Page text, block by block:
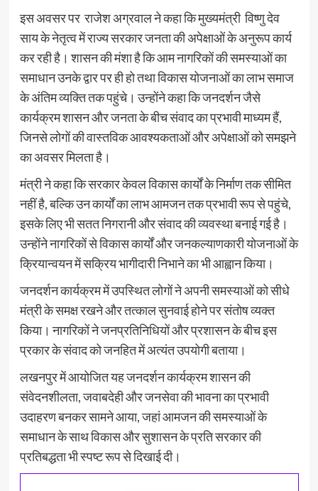
इस अवसर पर राजेश अग्रवाल ने कहा कि मुख्यमंत्री विष्णु देव
साय के नेतृत्व में राज्य सरकार जनता की अपेक्षाओं के अनुरूप कार्य
कर रही है। शासन की मंशा है कि आम नागरिकों की समस्याओं का
समाधान उनके द्वार पर ही हो तथा विकास योजनाओं का लाभ समाज
के अंतिम व्यक्ति तक पहुंचे। उन्होंने कहा कि जनदर्शन जैसे
कार्यक्रम शासन और जनता के बीच संवाद का प्रभावी माध्यम हैं,
जिनसे लोगों की वास्तविक आवश्यकताओं और अपेक्षाओं को समझने
का अवसर मिलता है।
मंत्री ने कहा कि सरकार केवल विकास कार्यों के निर्माण तक सीमित
नहीं है, बल्कि उन कार्यों का लाभ आमजन तक प्रभावी रूप से पहुंचे,
इसके लिए भी सतत निगरानी और संवाद की व्यवस्था बनाई गई है।
उन्होंने नागरिकों से विकास कार्यों और जनकल्याणकारी योजनाओं के
क्रियान्वयन में सक्रिय भागीदारी निभाने का भी आह्वान किया।
जनदर्शन कार्यक्रम में उपस्थित लोगों ने अपनी समस्याओं को सीधे
मंत्री के समक्ष रखने और तत्काल सुनवाई होने पर संतोष व्यक्त
किया। नागरिकों ने जनप्रतिनिधियों और प्रशासन के बीच इस
प्रकार के संवाद को जनहित में अत्यंत उपयोगी बताया।
लखनपुर में आयोजित यह जनदर्शन कार्यक्रम शासन की
संवेदनशीलता, जवाबदेही और जनसेवा की भावना का प्रभावी
उदाहरण बनकर सामने आया, जहां आमजन की समस्याओं के
समाधान के साथ विकास और सुशासन के प्रति सरकार की
प्रतिबद्धता भी स्पष्ट रूप से दिखाई दी।